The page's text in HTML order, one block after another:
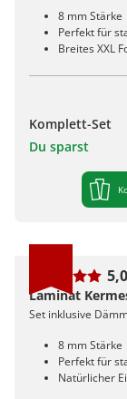
8 mm
Perfekt für
Breites XXL
Komplett-Set
Du sparst
5,0
Laminat
Set inklusive
8 mm
Perfekt für
Natürlicher